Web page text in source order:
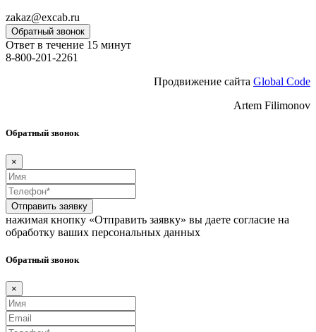
zakaz@excab.ru
Обратный звонок
Ответ в течение 15 минут
8-800-201-2261
Продвижение сайта Global Code
Artem Filimonov
Обратный звонок
×
Отправить заявку
нажимая кнопку «Отправить заявку» вы даете согласие на
обработку ваших персональных данных
Обратный звонок
×